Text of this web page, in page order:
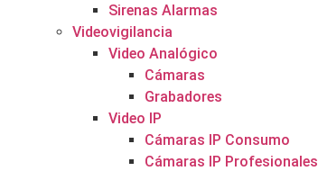
Sirenas Alarmas
Videovigilancia
Video Analógico
Cámaras
Grabadores
Video IP
Cámaras IP Consumo
Cámaras IP Profesionales